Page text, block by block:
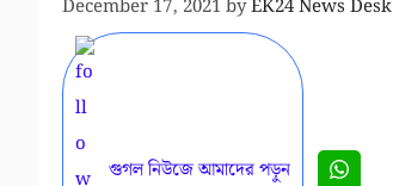
December 17, 2021 byEK24 News Desk
গুগল নিউজে আমাদের পড়ুন